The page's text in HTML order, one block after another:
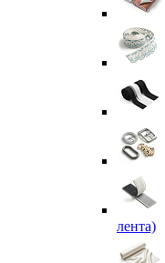
лента)